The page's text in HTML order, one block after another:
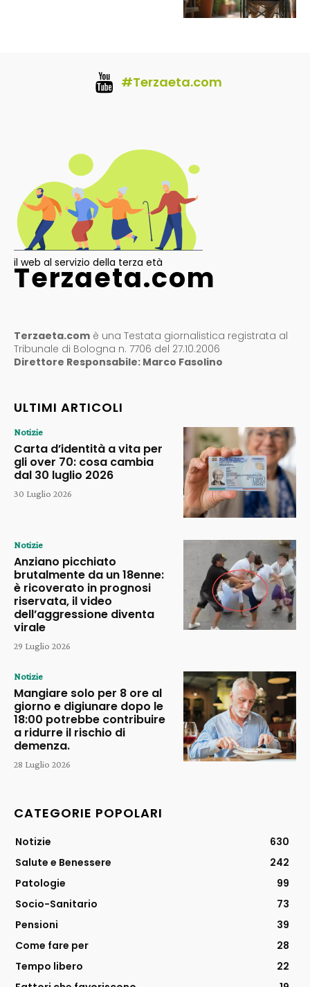
#Terzaeta.com
il web al servizio della terza età
Terzaeta.com
Terzaeta.com è una Testata giornalistica registrata al
Tribunale di Bologna n. 7706 del 27.10.2006
Direttore Responsabile: Marco Fasolino
ULTIMI ARTICOLI
Notizie
Carta d’identità a vita per
gli over 70: cosa cambia
dal 30 luglio 2026
30 Luglio 2026
Notizie
Anziano picchiato
brutalmente da un 18enne:
è ricoverato in prognosi
riservata, il video
dell’aggressione diventa
virale
29 Luglio 2026
Notizie
Mangiare solo per 8 ore al
giorno e digiunare dopo le
18:00 potrebbe contribuire
a ridurre il rischio di
demenza.
28 Luglio 2026
CATEGORIE POPOLARI
Notizie
630
Salute e Benessere
242
Patologie
99
Socio-Sanitario
73
Pensioni
39
Come fare per
28
Tempo libero
22